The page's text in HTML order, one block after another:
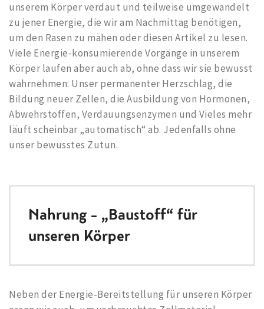
unserem Körper verdaut und teilweise umgewandelt
zu jener Energie, die wir am Nachmittag benötigen,
um den Rasen zu mähen oder diesen Artikel zu lesen.
Viele Energie-konsumierende Vorgänge in unserem
Körper laufen aber auch ab, ohne dass wir sie bewusst
wahrnehmen: Unser permanenter Herzschlag, die
Bildung neuer Zellen, die Ausbildung von Hormonen,
Abwehrstoffen, Verdauungsenzymen und Vieles mehr
läuft scheinbar „automatisch“ ab. Jedenfalls ohne
unser bewusstes Zutun.
Nahrung – „Baustoff“ für
unseren Körper
Neben der Energie-Bereitstellung für unseren Körper